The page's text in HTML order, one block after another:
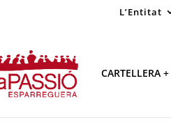
L’Entitat
CARTELLERA